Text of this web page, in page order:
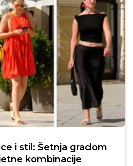
i stil: Šetnja gradom
kombinacije